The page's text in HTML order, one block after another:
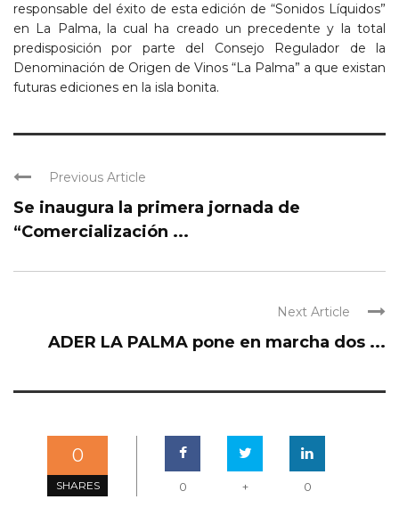
responsable del éxito de esta edición de “Sonidos Líquidos”
en La Palma, la cual ha creado un precedente y la total
predisposición por parte del Consejo Regulador de la
Denominación de Origen de Vinos “La Palma” a que existan
futuras ediciones en la isla bonita.
Previous Article
Se inaugura la primera jornada de
“Comercialización ...
Next Article
ADER LA PALMA pone en marcha dos ...
0
SHARES 0 + 0